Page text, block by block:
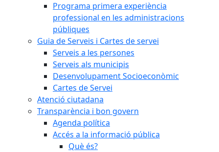
Programa primera experiència
professional en les administracions
públiques
Guia de Serveis i Cartes de servei
Serveis a les persones
Serveis als municipis
Desenvolupament Socioeconòmic
Cartes de Servei
Atenció ciutadana
Transparència i bon govern
Agenda política
Accés a la informació pública
Què és?